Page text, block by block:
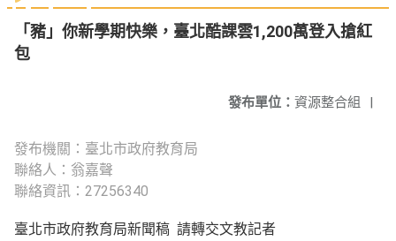
「豬」你新學期快樂，臺北酷課雲1,200萬登入搶紅
包
發布單位： 資源整合組 |
發布機關：臺北市政府教育局
聯絡人：翁嘉聲
聯絡資訊：27256340
臺北市政府教育局新聞稿 請轉交文教記者